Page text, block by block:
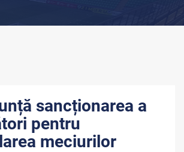
sancționarea a
pentru
meciurilor